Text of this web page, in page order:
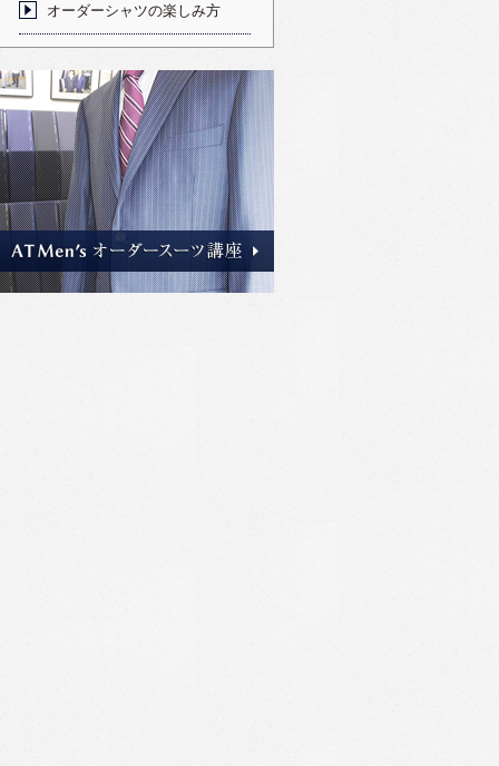
オーダーシャツの楽しみ方